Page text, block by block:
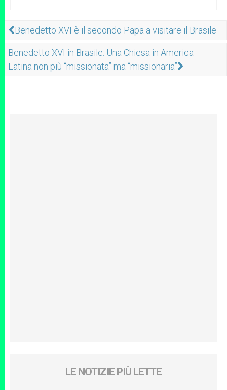
Benedetto XVI è il secondo Papa a visitare il Brasile
Benedetto XVI in Brasile: Una Chiesa in America
Latina non più “missionata” ma “missionaria”
LE NOTIZIE PIÙ LETTE